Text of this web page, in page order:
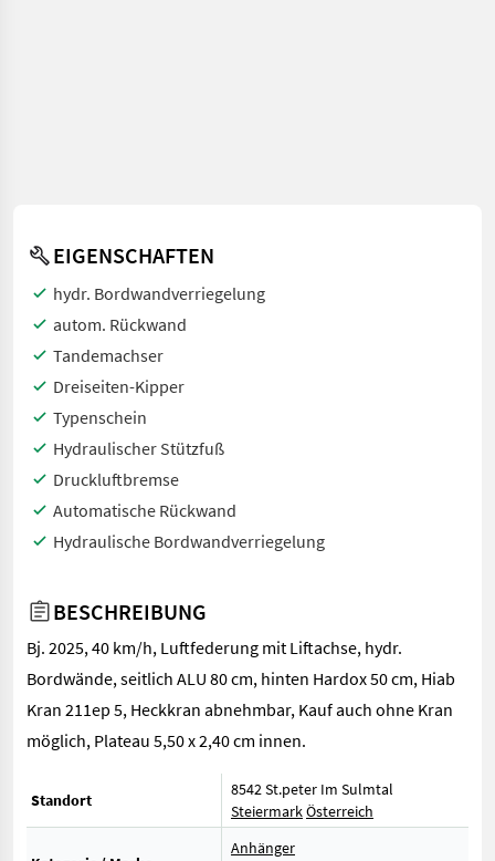
EIGENSCHAFTEN
hydr. Bordwandverriegelung
autom. Rückwand
Tandemachser
Dreiseiten-Kipper
Typenschein
Hydraulischer Stützfuß
Druckluftbremse
Automatische Rückwand
Hydraulische Bordwandverriegelung
BESCHREIBUNG
Bj. 2025, 40 km/h, Luftfederung mit Liftachse, hydr.
Bordwände, seitlich ALU 80 cm, hinten Hardox 50 cm, Hiab
Kran 211ep 5, Heckkran abnehmbar, Kauf auch ohne Kran
möglich, Plateau 5,50 x 2,40 cm innen.
Standort
8542 St.peter Im Sulmtal
SteiermarkÖsterreich
Anhänger